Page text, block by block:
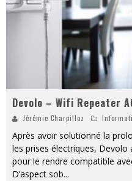
Devolo – Wifi Repeater
Jérémie Charpilloz
Après avoir solutionné la
les prises électriques,
pour le rendre compatible
D’aspect sob...